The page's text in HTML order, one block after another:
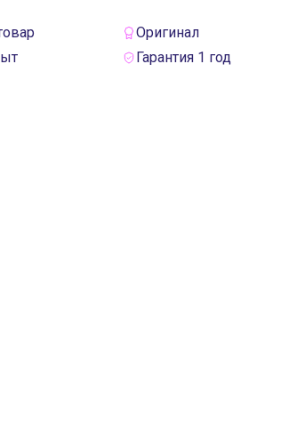
Оригинал
Гарантия 1 год